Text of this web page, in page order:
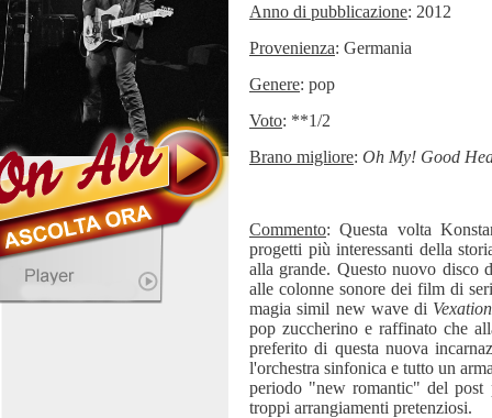
Anno di pubblicazione: 2012
Provenienza: Germania
Genere: pop
Voto: **1/2
Brano migliore: Oh My! Good
Commento: Questa volta
progetti più interessanti della
alla grande. Questo nuovo
alle colonne sonore dei film di
magia simil new wave di
pop zuccherino e raffinato che
preferito di questa nuova
l'orchestra sinfonica e tutto un
periodo "new romantic" del post
troppi arrangiamenti pretenziosi.